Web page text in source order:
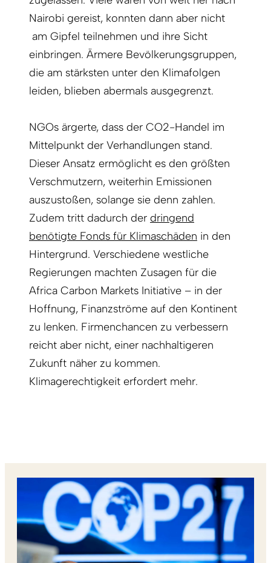
Nairobi gereist, konnten dann aber nicht
am Gipfel teilnehmen und ihre Sicht
einbringen. Ärmere Bevölkerungsgruppen,
die am stärksten unter den Klimafolgen
leiden, blieben abermals ausgegrenzt.
NGOs ärgerte, dass der CO2-Handel im
Mittelpunkt der Verhandlungen stand.
Dieser Ansatz ermöglicht es den größten
Verschmutzern, weiterhin Emissionen
auszustoßen, solange sie denn zahlen.
Zudem tritt dadurch der dringend
benötigte Fonds für Klimaschäden in den
Hintergrund. Verschiedene westliche
Regierungen machten Zusagen für die
Africa Carbon Markets Initiative – in der
Hoffnung, Finanzströme auf den Kontinent
zu lenken. Firmenchancen zu verbessern
reicht aber nicht, einer nachhaltigeren
Zukunft näher zu kommen.
Klimagerechtigkeit erfordert mehr.